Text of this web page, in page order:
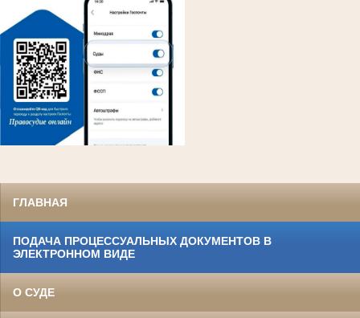
ГЛАВНАЯ
ПОДАЧА ПРОЦЕССУАЛЬНЫХ ДОКУМЕНТОВ В
ЭЛЕКТРОННОМ ВИДЕ
О СУДЕ